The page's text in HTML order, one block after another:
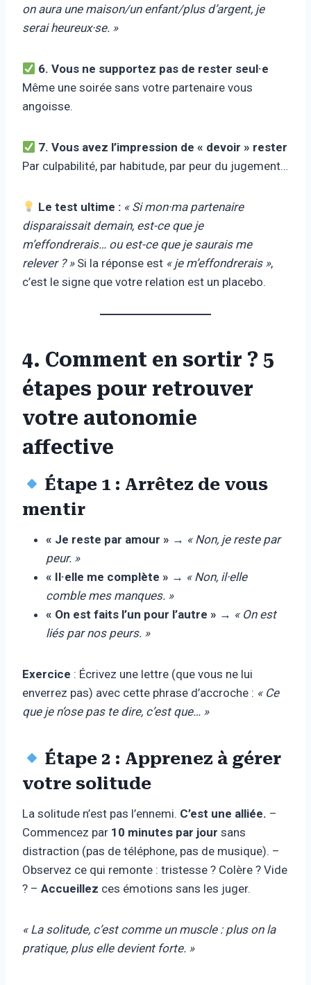
on aura une maison/un enfant/plus d’argent, je
serai heureux·se. »
6. Vous ne supportez pas de rester seul·e
Même une soirée sans votre partenaire vous
angoisse.
7. Vous avez l’impression de « devoir » rester
Par culpabilité, par habitude, par peur du jugement…
Le test ultime : « Si mon·ma partenaire
disparaissait demain, est-ce que je
m’effondrerais… ou est-ce que je saurais me
relever ? »Si la réponse est « je m’effondrerais »,
c’est le signe que votre relation est un placebo.
4. Comment en sortir ? 5
étapes pour retrouver
votre autonomie
affective
Étape 1 : Arrêtez de vous
mentir
« Je reste par amour » → « Non, je reste par
peur. »
« Il·elle me complète » → « Non, il·elle
comble mes manques. »
« On est faits l’un pour l’autre » → « On est
liés par nos peurs. »
Exercice : Écrivez une lettre (que vous ne lui
enverrez pas) avec cette phrase d’accroche : « Ce
que je n’ose pas te dire, c’est que… »
Étape 2 : Apprenez à gérer
votre solitude
La solitude n’est pas l’ennemi. C’est une alliée. –
Commencez par 10 minutes par jour sans
distraction (pas de téléphone, pas de musique). –
Observez ce qui remonte : tristesse ? Colère ? Vide
? – Accueillez ces émotions sans les juger.
« La solitude, c’est comme un muscle : plus on la
pratique, plus elle devient forte. »